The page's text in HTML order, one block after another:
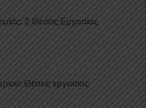
2 Θέσεις Εργασίας
Θέσεις εργασίας